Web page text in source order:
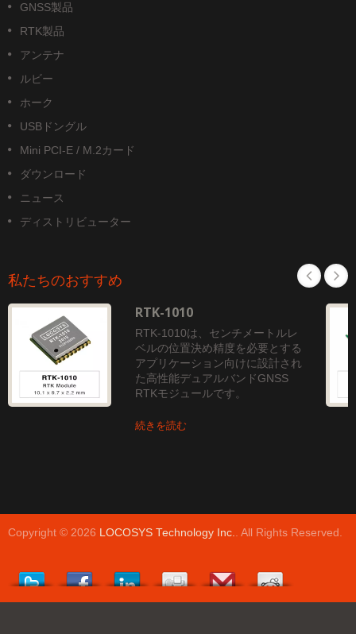
GNSS製品
RTK製品
アンテナ
ルビー
ホーク
USBドングル
Mini PCI-E / M.2カード
ダウンロード
ニュース
ディストリビューター
私たちのおすすめ
RTK-1010
RTK-1010は、センチメートルレ
ベルの位置決め精度を必要とする
アプリケーション向けに設計され
た高性能デュアルバンドGNSS
RTKモジュールです。
続きを読む
Copyright © 2026 LOCOSYS Technology Inc.. All Rights Reserved.